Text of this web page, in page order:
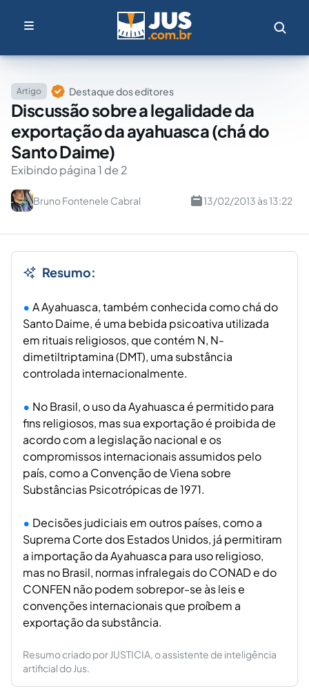
Artigo Destaque dos editores
Discussão sobre a legalidade da
exportação da ayahuasca (chá do
Santo Daime)
Exibindo página 1 de 2
Bruno Fontenele Cabral 13/02/2013 às 13:22
Resumo:
A Ayahuasca, também conhecida como chá do
Santo Daime, é uma bebida psicoativa utilizada
em rituais religiosos, que contém N, N-
dimetiltriptamina (DMT), uma substância
controlada internacionalmente.
No Brasil, o uso da Ayahuasca é permitido para
fins religiosos, mas sua exportação é proibida de
acordo com a legislação nacional e os
compromissos internacionais assumidos pelo
país, como a Convenção de Viena sobre
Substâncias Psicotrópicas de 1971.
Decisões judiciais em outros países, como a
Suprema Corte dos Estados Unidos, já permitiram
a importação da Ayahuasca para uso religioso,
mas no Brasil, normas infralegais do CONAD e do
CONFEN não podem sobrepor-se às leis e
convenções internacionais que proíbem a
exportação da substância.
Resumo criado por JUSTICIA, o assistente de inteligência
artificial do Jus.